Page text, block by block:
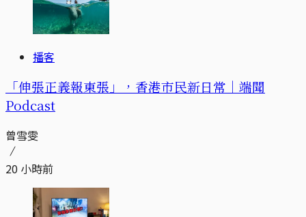
播客
「伸張正義報東張」，香港市民新日常｜端聞
Podcast
曾雪雯
20 小時前